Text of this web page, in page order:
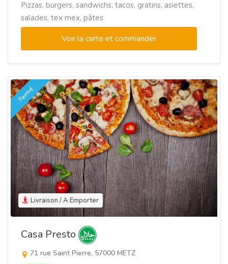
Pizzas, burgers, sandwichs, tacos, gratins, asiettes,
salades, tex mex, pâtes
Voir la carte et commander
Livraison / A Emporter
Fermé
Casa Presto
71 rue Saint Pierre, 57000 METZ